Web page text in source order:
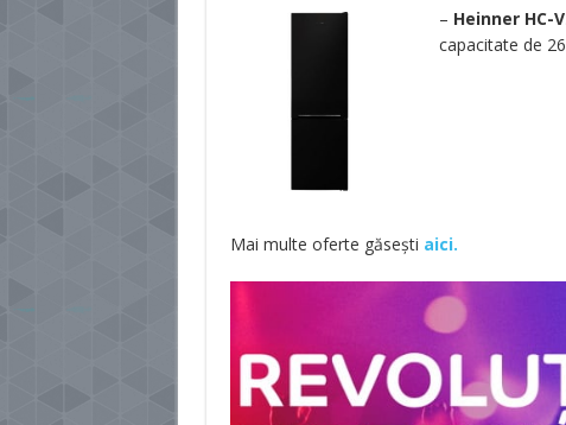
– Heinner HC-
capacitate de
Mai multe oferte găsești aici.